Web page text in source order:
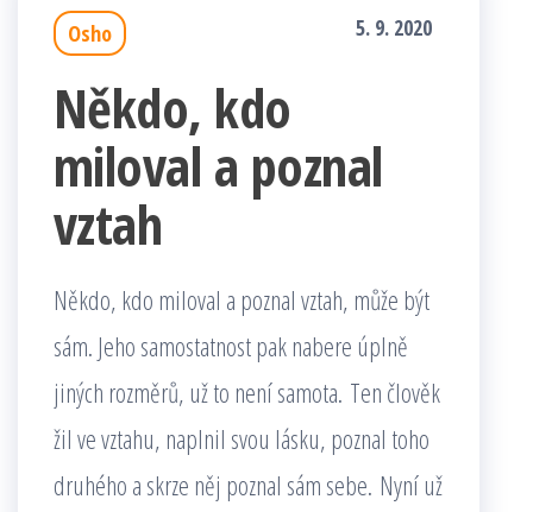
Osho 5. 9. 2020
Někdo, kdo
miloval a poznal
vztah
Někdo, kdo miloval a poznal vztah, může být
sám. Jeho samostatnost pak nabere úplně
jiných rozměrů, už to není samota. Ten člověk
žil ve vztahu, naplnil svou lásku, poznal toho
druhého a skrze něj poznal sám sebe. Nyní už